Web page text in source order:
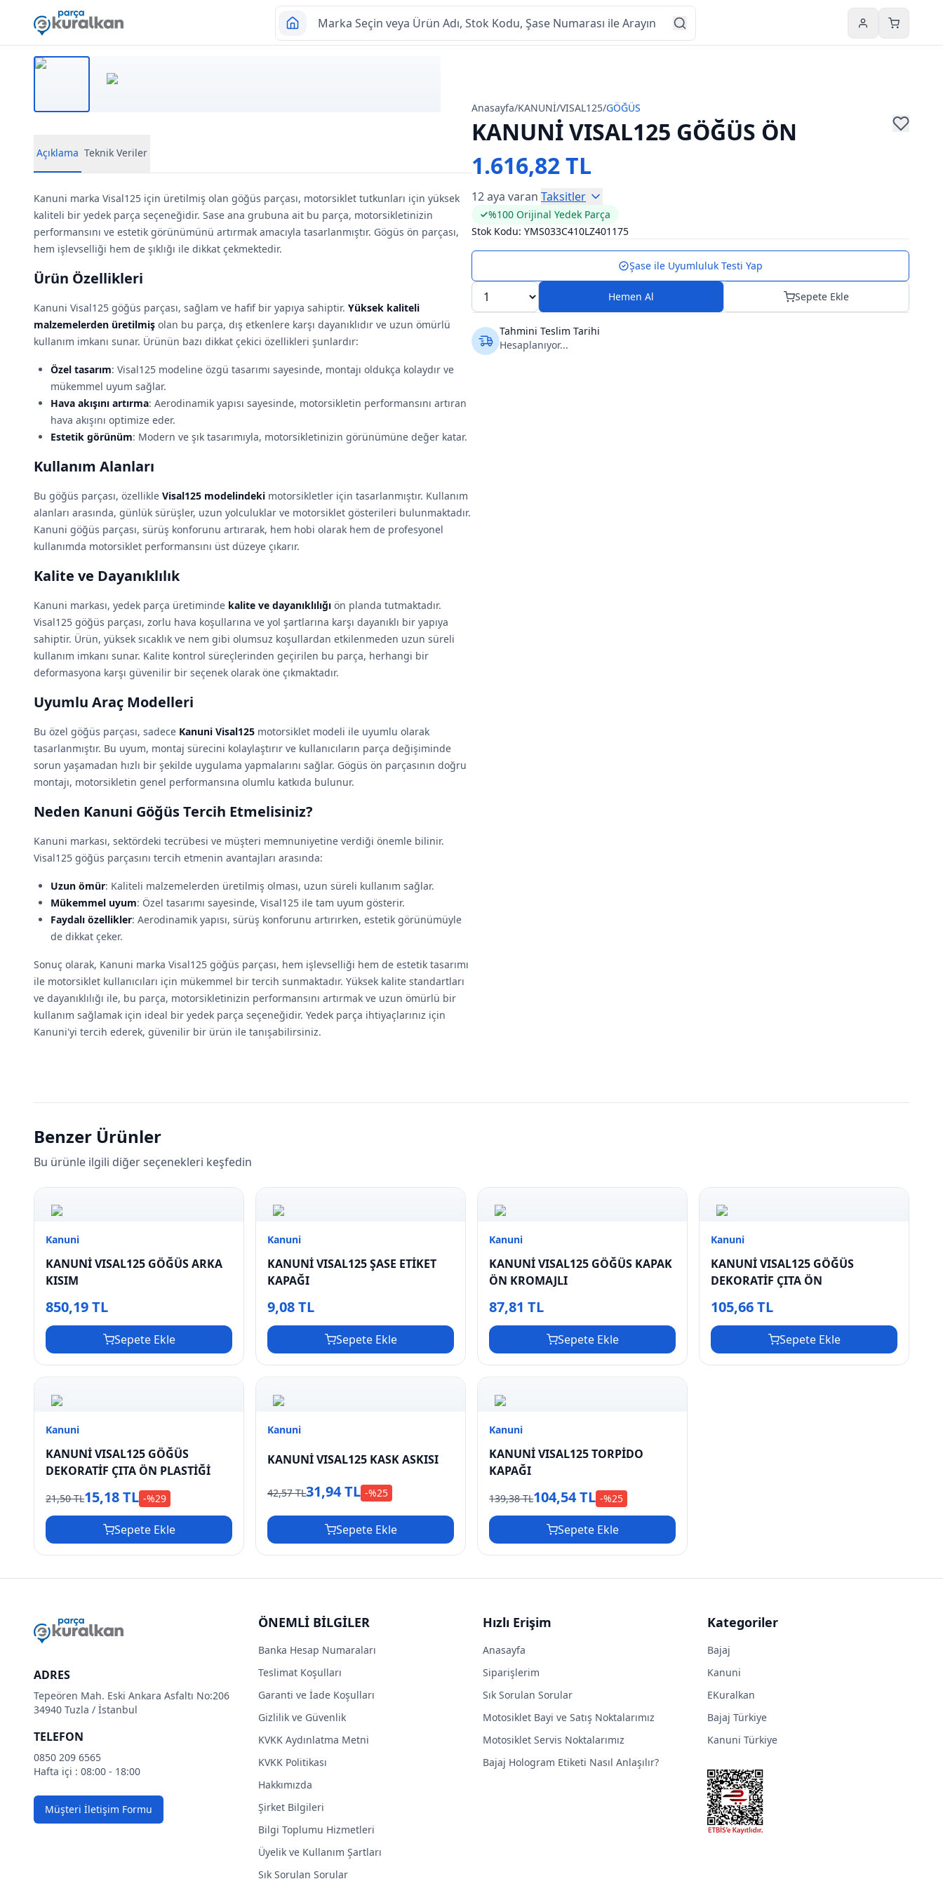
HesabımSepetim
Anasayfa/KANUNİ/VISAL125/GÖĞÜS
KANUNİ VISAL125 GÖĞÜS ÖN
1.616,82 TL
12 aya varan Taksitler
%100 Orijinal Yedek Parça
Stok Kodu: YMS033C410LZ401175
Şase ile Uyumluluk Testi Yap
Hemen Al Sepete Ekle
Tahmini Teslim Tarihi
Hesaplanıyor...
Açıklama Teknik Veriler
Kanuni marka Visal125 için üretilmiş olan göğüs parçası, motorsiklet tutkunları için yüksek
kaliteli bir yedek parça seçeneğidir. Sase ana grubuna ait bu parça, motorsikletinizin
performansını ve estetik görünümünü artırmak amacıyla tasarlanmıştır. Gögüs ön parçası,
hem işlevselliği hem de şıklığı ile dikkat çekmektedir.
Ürün Özellikleri
Kanuni Visal125 göğüs parçası, sağlam ve hafif bir yapıya sahiptir. Yüksek kaliteli
malzemelerden üretilmiş olan bu parça, dış etkenlere karşı dayanıklıdır ve uzun ömürlü
kullanım imkanı sunar. Ürünün bazı dikkat çekici özellikleri şunlardır:
Özel tasarım: Visal125 modeline özgü tasarımı sayesinde, montajı oldukça kolaydır ve
mükemmel uyum sağlar.
Hava akışını artırma: Aerodinamik yapısı sayesinde, motorsikletin performansını artıran
hava akışını optimize eder.
Estetik görünüm: Modern ve şık tasarımıyla, motorsikletinizin görünümüne değer katar.
Kullanım Alanları
Bu göğüs parçası, özellikle Visal125 modelindeki motorsikletler için tasarlanmıştır. Kullanım
alanları arasında, günlük sürüşler, uzun yolculuklar ve motorsiklet gösterileri bulunmaktadır.
Kanuni göğüs parçası, sürüş konforunu artırarak, hem hobi olarak hem de profesyonel
kullanımda motorsiklet performansını üst düzeye çıkarır.
Kalite ve Dayanıklılık
Kanuni markası, yedek parça üretiminde kalite ve dayanıklılığı ön planda tutmaktadır.
Visal125 göğüs parçası, zorlu hava koşullarına ve yol şartlarına karşı dayanıklı bir yapıya
sahiptir. Ürün, yüksek sıcaklık ve nem gibi olumsuz koşullardan etkilenmeden uzun süreli
kullanım imkanı sunar. Kalite kontrol süreçlerinden geçirilen bu parça, herhangi bir
deformasyona karşı güvenilir bir seçenek olarak öne çıkmaktadır.
Uyumlu Araç Modelleri
Bu özel göğüs parçası, sadece Kanuni Visal125 motorsiklet modeli ile uyumlu olarak
tasarlanmıştır. Bu uyum, montaj sürecini kolaylaştırır ve kullanıcıların parça değişiminde
sorun yaşamadan hızlı bir şekilde uygulama yapmalarını sağlar. Gögüs ön parçasının doğru
montajı, motorsikletin genel performansına olumlu katkıda bulunur.
Neden Kanuni Göğüs Tercih Etmelisiniz?
Kanuni markası, sektördeki tecrübesi ve müşteri memnuniyetine verdiği önemle bilinir.
Visal125 göğüs parçasını tercih etmenin avantajları arasında:
Uzun ömür: Kaliteli malzemelerden üretilmiş olması, uzun süreli kullanım sağlar.
Mükemmel uyum: Özel tasarımı sayesinde, Visal125 ile tam uyum gösterir.
Faydalı özellikler: Aerodinamik yapısı, sürüş konforunu artırırken, estetik görünümüyle
de dikkat çeker.
Sonuç olarak, Kanuni marka Visal125 göğüs parçası, hem işlevselliği hem de estetik tasarımı
ile motorsiklet kullanıcıları için mükemmel bir tercih sunmaktadır. Yüksek kalite standartları
ve dayanıklılığı ile, bu parça, motorsikletinizin performansını artırmak ve uzun ömürlü bir
kullanım sağlamak için ideal bir yedek parça seçeneğidir. Yedek parça ihtiyaçlarınız için
Kanuni'yi tercih ederek, güvenilir bir ürün ile tanışabilirsiniz.
Benzer Ürünler
Bu ürünle ilgili diğer seçenekleri keşfedin
Kanuni
KANUNİ VISAL125 GÖĞÜS ARKA
KISIM
850,19 TL
Sepete Ekle
Kanuni
KANUNİ VISAL125 ŞASE ETİKET
KAPAĞI
9,08 TL
Sepete Ekle
Kanuni
KANUNİ VISAL125 GÖĞÜS KAPAK
ÖN KROMAJLI
87,81 TL
Sepete Ekle
Kanuni
KANUNİ VISAL125 GÖĞÜS
DEKORATİF ÇITA ÖN
105,66 TL
Sepete Ekle
Kanuni
KANUNİ VISAL125 GÖĞÜS
DEKORATİF ÇITA ÖN PLASTİĞİ
21,50 TL15,18 TL -%29
Sepete Ekle
Kanuni
KANUNİ VISAL125 KASK ASKISI
42,57 TL31,94 TL -%25
Sepete Ekle
Kanuni
KANUNİ VISAL125 TORPİDO
KAPAĞI
139,38 TL104,54 TL -%25
Sepete Ekle
ADRES
Tepeören Mah. Eski Ankara Asfaltı No:206
34940 Tuzla / İstanbul
TELEFON
0850 209 6565
Hafta içi : 08:00 - 18:00
Müşteri İletişim Formu
ÖNEMLİ BİLGİLER
Banka Hesap Numaraları
Teslimat Koşulları
Garanti ve İade Koşulları
Gizlilik ve Güvenlik
KVKK Aydınlatma Metni
KVKK Politikası
Hakkımızda
Şirket Bilgileri
Bilgi Toplumu Hizmetleri
Üyelik ve Kullanım Şartları
Sık Sorulan Sorular
Hızlı Erişim
Anasayfa
Siparişlerim
Sık Sorulan Sorular
Motosiklet Bayi ve Satış Noktalarımız
Motosiklet Servis Noktalarımız
Bajaj Hologram Etiketi Nasıl Anlaşılır?
Kategoriler
Bajaj
Kanuni
EKuralkan
Bajaj Türkiye
Kanuni Türkiye